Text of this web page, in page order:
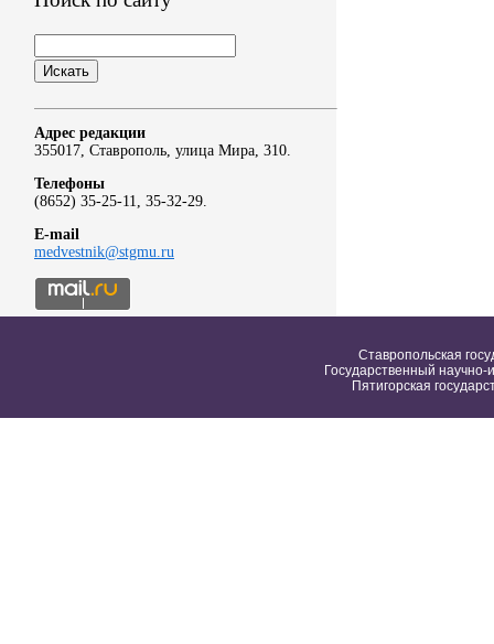
Адрес редакции
355017, Ставрополь, улица Мира, 310.
Телефоны
(8652) 35-25-11, 35-32-29.
E-mail
medvestnik@stgmu.ru
Ставропольская
Государственный научно-
Пятигорская